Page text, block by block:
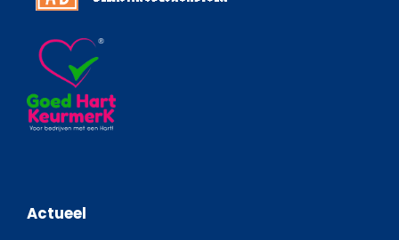
Actueel